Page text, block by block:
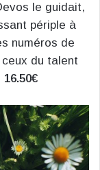
le guidait,
périple à
numéros de
ceux du talent